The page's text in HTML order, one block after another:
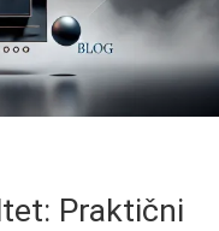
Praktični